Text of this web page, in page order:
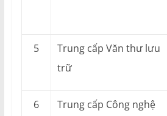
5
Trung cấp Văn thư lưu
trữ
6
Trung cấp Công nghệ